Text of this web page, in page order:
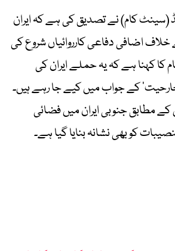
(سینٹ کام) نے تصدیق کی ہے کہ ایران
اضافی دفاعی کارروائیاں شروع کی
کا کہنا ہے کہ یہ حملے ایران کی
کے جواب میں کیے جا رہے ہیں۔
کے مطابق جنوبی ایران میں فضائی
کو بھی نشانہ بنایا گیا ہے۔